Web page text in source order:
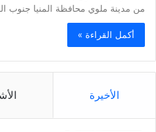
من مدينة ملوي محافظة المنيا جنوب
أكمل القراءة »
الأخيرة